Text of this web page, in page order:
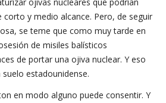
corto y medio alcance. Pero, de seguir
se teme que como muy tarde en
de misiles balísticos
de portar una ojiva nuclear. Y eso
estadounidense.
en modo alguno puede consentir. Y